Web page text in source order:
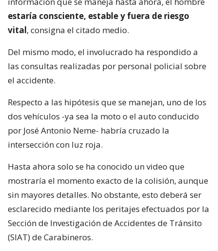
estaría consciente, estable y fuera de riesgo
vital, consigna el citado medio.
Del mismo modo, el involucrado ha respondido a
las consultas realizadas por personal policial sobre
el accidente.
Respecto a las hipótesis que se manejan, uno de los
dos vehículos -ya sea la moto o el auto conducido
por José Antonio Neme- habría cruzado la
intersección con luz roja.
Hasta ahora solo se ha conocido un video que
mostraría el momento exacto de la colisión, aunque
sin mayores detalles. No obstante, esto deberá ser
esclarecido mediante los peritajes efectuados por la
Sección de Investigación de Accidentes de Tránsito
(SIAT) de Carabineros.